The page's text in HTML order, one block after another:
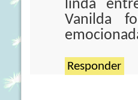
linda
Vanilda
Responder